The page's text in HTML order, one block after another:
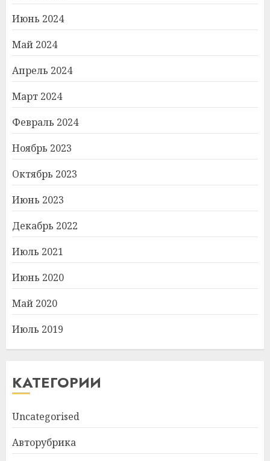
Июнь 2024
Май 2024
Апрель 2024
Март 2024
Февраль 2024
Ноябрь 2023
Октябрь 2023
Июнь 2023
Декабрь 2022
Июль 2021
Июнь 2020
Май 2020
Июль 2019
КАТЕГОРИИ
Uncategorised
Авторубрика